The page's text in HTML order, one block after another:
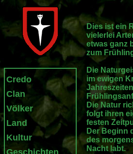
Credo
Clan
Völker
Land
Kultur
Geschichten
Dies ist ein
vielerlei
etwas ganz
zum
Die
im ewigen
Die Natur
folgt ihren
festen
Der Beginn
des
Nacht labt.